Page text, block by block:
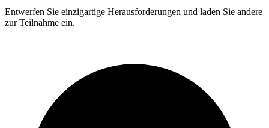
Entwerfen Sie einzigartige Herausforderungen und laden Sie andere
zur Teilnahme ein.